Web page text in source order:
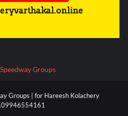
Speedway Groups
Groups | for Hareesh Kolachery